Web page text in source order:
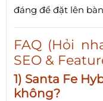
đáng để đặt lên
FAQ (Hỏi
SEO &
1) Santa Fe
không?